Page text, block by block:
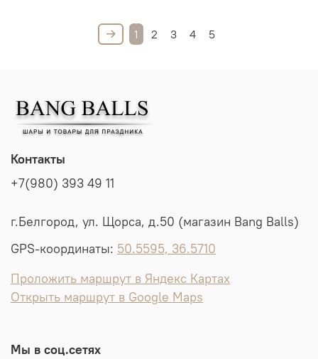
1 2 3 4 5
Контакты
+7(980) 393 49 11
г.Белгород, ул. Щорса, д.50 (магазин Bang Balls)
GPS-координаты: 50.5595, 36.5710
Проложить маршрут в Яндекс Картах
Открыть маршрут в Google Maps
Мы в соц.сетях